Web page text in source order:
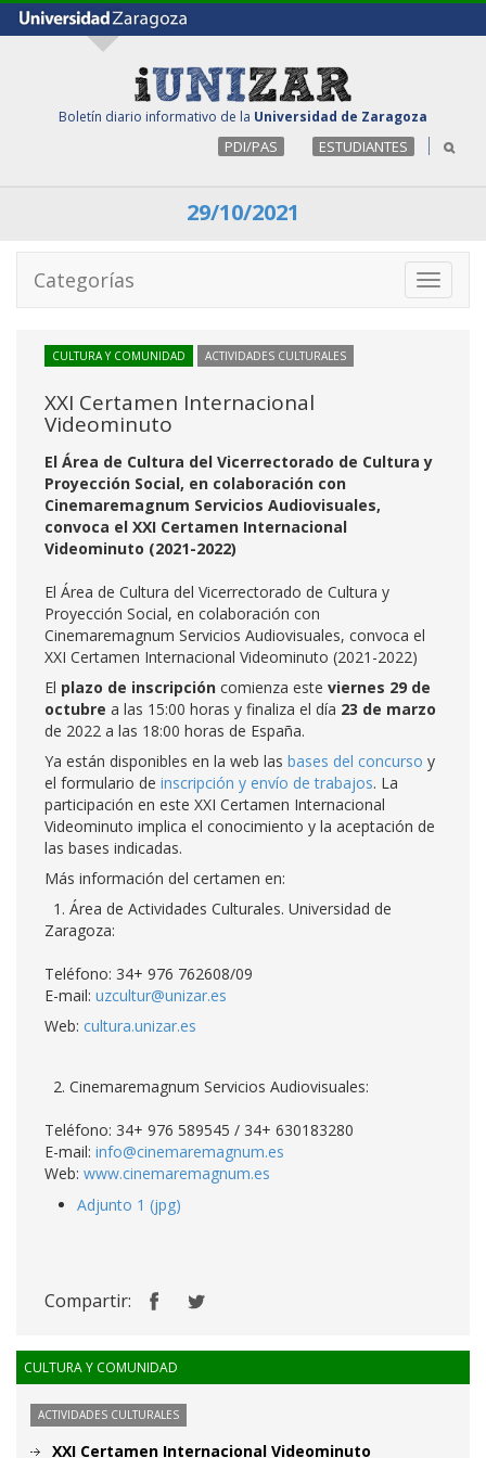
Boletín diario informativo de la Universidad de Zaragoza
PDI/PAS ESTUDIANTES
29/10/2021
Toggle
Categorías
CULTURA Y COMUNIDAD ACTIVIDADES CULTURALES
XXI Certamen Internacional
Videominuto
El Área de Cultura del Vicerrectorado de Cultura y
Proyección Social, en colaboración con
Cinemaremagnum Servicios Audiovisuales,
convoca el XXI Certamen Internacional
Videominuto (2021-2022)
El Área de Cultura del Vicerrectorado de Cultura y
Proyección Social, en colaboración con
Cinemaremagnum Servicios Audiovisuales, convoca el
XXI Certamen Internacional Videominuto (2021-2022)
El plazo de inscripción comienza este viernes 29 de
octubre a las 15:00 horas y finaliza el día 23 de marzo
de 2022 a las 18:00 horas de España.
Ya están disponibles en la web las bases del concurso y
el formulario de inscripción y envío de trabajos. La
participación en este XXI Certamen Internacional
Videominuto implica el conocimiento y la aceptación de
las bases indicadas.
Más información del certamen en:
1. Área de Actividades Culturales. Universidad de
Zaragoza:
Teléfono: 34+ 976 762608/09
E-mail: uzcultur@unizar.es
Web: cultura.unizar.es
2. Cinemaremagnum Servicios Audiovisuales:
Teléfono: 34+ 976 589545 / 34+ 630183280
E-mail: info@cinemaremagnum.es
Web: www.cinemaremagnum.es
Adjunto 1 (jpg)
Compartir:
CULTURA Y COMUNIDAD
ACTIVIDADES CULTURALES
XXI Certamen Internacional Videominuto